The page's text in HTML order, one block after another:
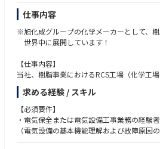
仕事内容
※旭化成グループの化学メーカーとして、
世界中に展開しています！
【仕事内容】
当社、樹脂事業におけるRCS工場（化学工
す。
• 電気設備（受配電・動力・制御）の点検・
• PLC、リレーシーケンス、インバータ等の
• 計装機器（温度・流量・圧力・レベル等）
• 予防保全・計画保全の立案と実行
求める経験 / スキル
【必須要件】
・電気保全または電気設備工事業務の経験者
（電気設備の基本機能理解および故障原因